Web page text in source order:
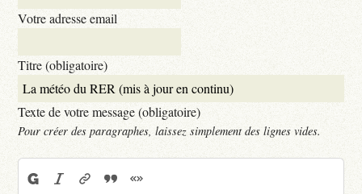
Votre adresse email
Titre (obligatoire)
Texte de votre message (obligatoire)
Pour créer des paragraphes, laissez simplement des lignes vides.